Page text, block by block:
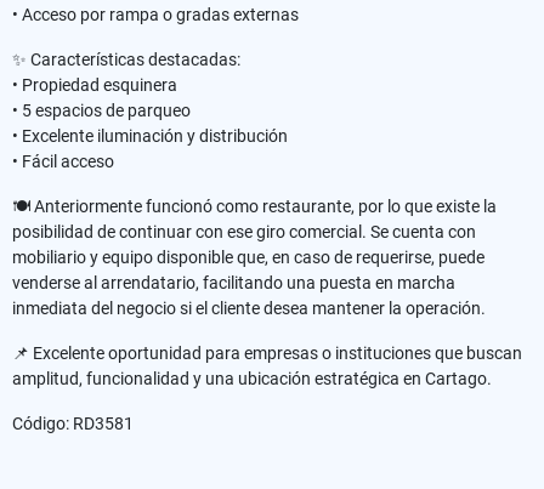
• Acceso por rampa o gradas externas
✨ Características destacadas:
• Propiedad esquinera
• 5 espacios de parqueo
• Excelente iluminación y distribución
• Fácil acceso
🍽️ Anteriormente funcionó como restaurante, por lo que existe la
posibilidad de continuar con ese giro comercial. Se cuenta con
mobiliario y equipo disponible que, en caso de requerirse, puede
venderse al arrendatario, facilitando una puesta en marcha
inmediata del negocio si el cliente desea mantener la operación.
📌 Excelente oportunidad para empresas o instituciones que buscan
amplitud, funcionalidad y una ubicación estratégica en Cartago.
Código: RD3581